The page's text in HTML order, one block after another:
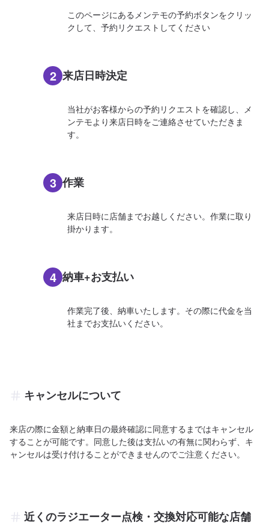
このページにあるメンテモの予約ボタンをクリッ
クして、予約リクエストしてください
2 来店日時決定
当社がお客様からの予約リクエストを確認し、メ
ンテモより来店日時をご連絡させていただきま
す。
3 作業
来店日時に店舗までお越しください。作業に取り
掛かります。
4 納車+お支払い
作業完了後、納車いたします。その際に代金を当
社までお支払いください。
キャンセルについて
来店の際に金額と納車日の最終確認に同意するまではキャンセル
することが可能です。同意した後は支払いの有無に関わらず、キ
ャンセルは受け付けることができませんのでご注意ください。
近くのラジエーター点検・交換対応可能な店舗